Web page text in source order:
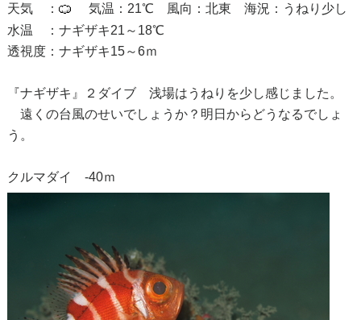
天気 ：
気温：21℃ 風向：北東 海況：うねり少し
水温 ：ナギザキ21～18℃
透視度：ナギザキ15～6ｍ
『ナギザキ』２ダイブ 浅場はうねりを少し感じました。
遠くの台風のせいでしょうか？明日からどうなるでしょ
う。
クルマダイ -40ｍ